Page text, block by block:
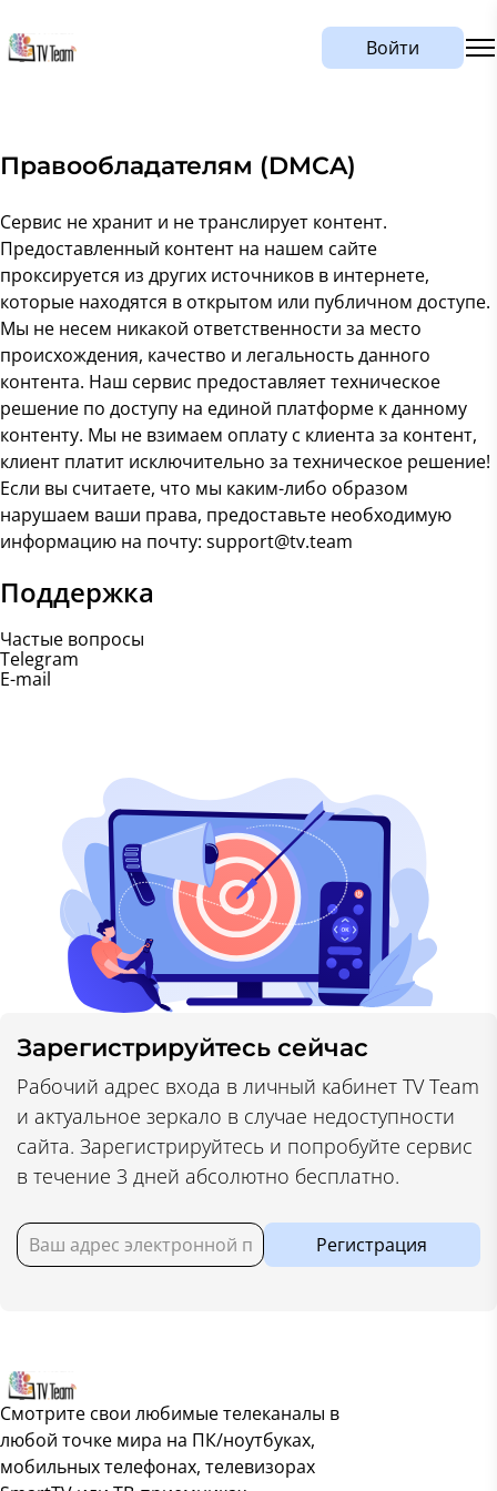
Войти
Правообладателям (DMCA)
Сервис не хранит и не транслирует контент.
Предоставленный контент на нашем сайте
проксируется из других источников в интернете,
которые находятся в открытом или публичном доступе.
Мы не несем никакой ответственности за место
происхождения, качество и легальность данного
контента. Наш сервис предоставляет техническое
решение по доступу на единой платформе к данному
контенту. Мы не взимаем оплату с клиента за контент,
клиент платит исключительно за техническое решение!
Если вы считаете, что мы каким-либо образом
нарушаем ваши права, предоставьте необходимую
информацию на почту: support@tv.team
Поддержка
Частые вопросы
Telegram
E-mail
Зарегистрируйтесь сейчас
Рабочий адрес входа в личный кабинет TV Team
и актуальное зеркало в случае недоступности
сайта. Зарегистрируйтесь и попробуйте сервис
в течение 3 дней абсолютно бесплатно.
Регистрация
Смотрите свои любимые телеканалы в
любой точке мира на ПК/ноутбуках,
мобильных телефонах, телевизорах